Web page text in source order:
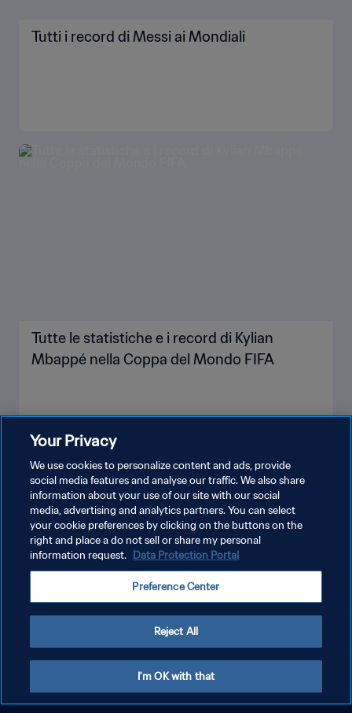
Tutti i record di Messi ai Mondiali
Tutte le statistiche e i record di Kylian
Mbappé nella Coppa del Mondo FIFA
MOSTRA DI PIÙ
PRIVACY POLICY
TERMINI DI SERVIZIO
GESTISCI LE TUE PREFERENZE PER I COOKIES
Your Privacy
We use cookies to personalize content and ads, provide
social media features and analyse our traffic. We also share
information about your use of our site with our social
media, advertising and analytics partners. You can select
your cookie preferences by clicking on the buttons on the
right and place a do not sell or share my personal
information request. Data Protection Portal
Preference Center
Reject All
I'm OK with that